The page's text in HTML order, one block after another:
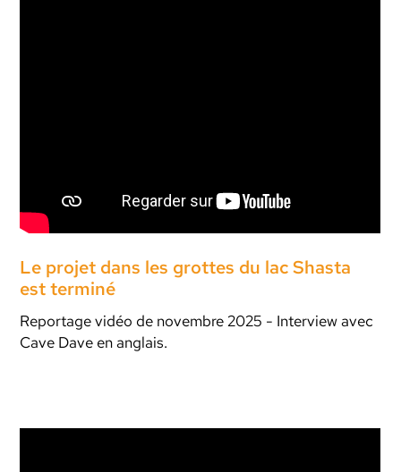
Le projet dans les grottes du lac Shasta
est terminé
Reportage vidéo de novembre 2025 - Interview avec
Cave Dave en anglais.